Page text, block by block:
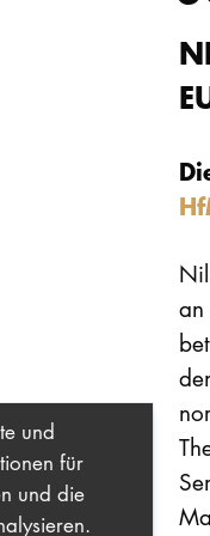
an
und
für
und die